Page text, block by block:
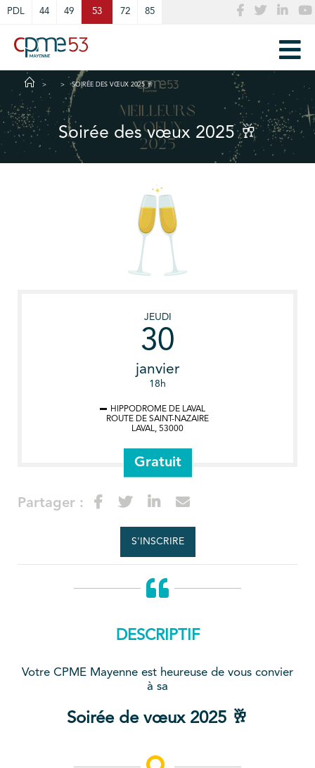
PDL 44 49 53 72 85
SOIRÉE DES VŒUX 2025 🥂
Soirée des vœux 2025 🥂
JEUDI
30
janvier
18h
HIPPODROME DE LAVAL
ROUTE DE SAINT-NAZAIRE
LAVAL, 53000
Gratuit
Partager :
S'INSCRIRE
DESCRIPTIF
Votre CPME Mayenne est heureuse de vous convier
à sa
Soirée de vœux 2025 🥂
Cookies management panel